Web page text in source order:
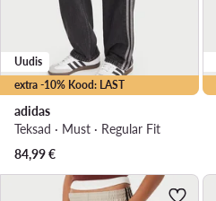
extra -10% Kood: LAST
Uudis
adidas
Teksad · Must · Regular Fit
84,99€